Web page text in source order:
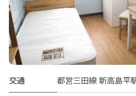
交通
都営三田線 新高島平